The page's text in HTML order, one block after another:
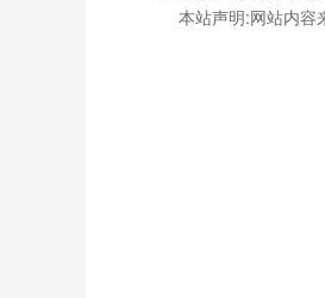
本站声明:网站内容